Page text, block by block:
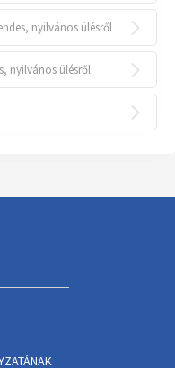
nyilvános ülésről
nyilvános ülésről